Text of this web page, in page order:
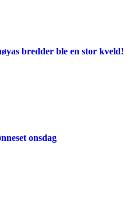
bredder ble en stor kveld!
onsdag